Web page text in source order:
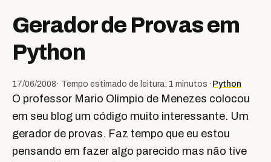
Gerador de Provas em
Python
17/06/2008· Tempo estimado de leitura: 1 minutos · Python
O professor Mario Olimpio de Menezes colocou
em seu blog um código muito interessante. Um
gerador de provas. Faz tempo que eu estou
pensando em fazer algo parecido mas não tive